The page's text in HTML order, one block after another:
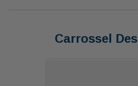
Carrossel